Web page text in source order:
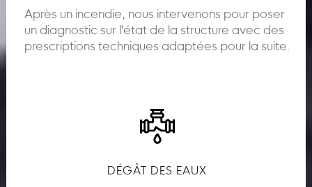
Après un incendie, nous intervenons pour poser
un diagnostic sur l'état de la structure avec des
prescriptions techniques adaptées pour la suite.
DÉGÂT DES EAUX